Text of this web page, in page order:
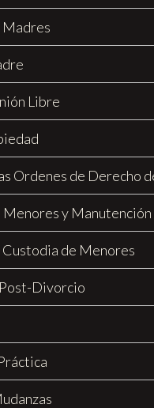
Madres
Libre
Ordenes de Derecho
y
de Menores
Divorcio